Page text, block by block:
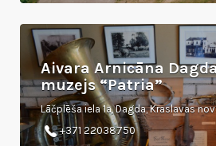
Aivara Arnicāna
muzejs “Patria”
Lāčplēša iela 1a, Dagda, Kraslavas
+371 22038750